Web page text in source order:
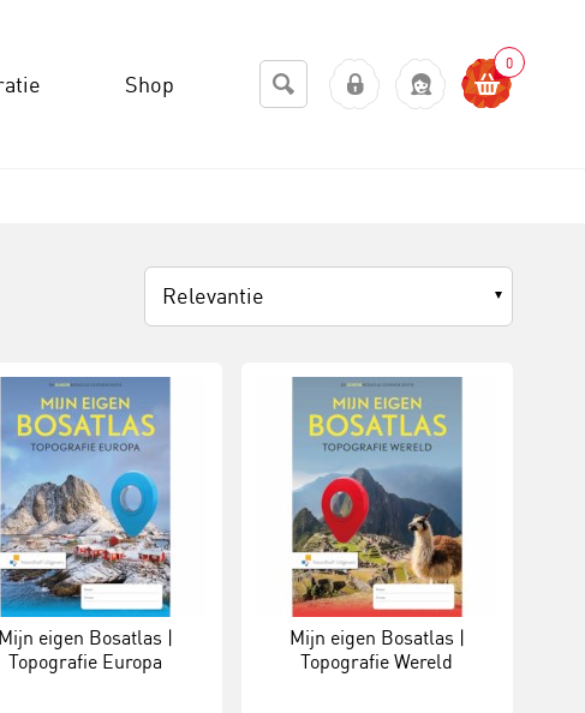
Shop
0
Relevantie
Mijn eigen Bosatlas |
Topografie Europa
Mijn eigen Bosatlas |
Topografie Wereld